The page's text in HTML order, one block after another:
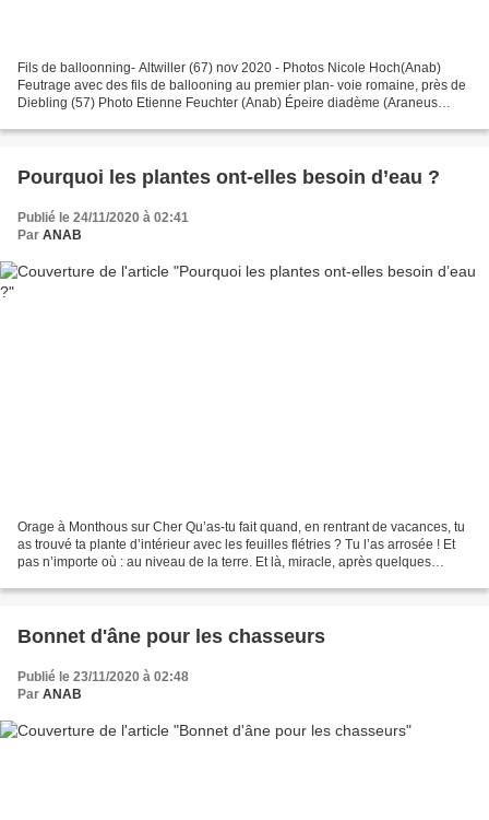
Fils de balloonning- Altwiller (67) nov 2020 - Photos Nicole Hoch(Anab)
Feutrage avec des fils de ballooning au premier plan- voie romaine, près de
Diebling (57) Photo Etienne Feuchter (Anab) Épeire diadème (Araneus
Pourquoi les plantes ont-elles besoin d’eau ?
Publié le 24/11/2020 à 02:41
Par ANAB
Orage à Monthous sur Cher Qu’as-tu fait quand, en rentrant de vacances, tu
as trouvé ta plante d’intérieur avec les feuilles flétries ? Tu l’as arrosée ! Et
pas n’importe où : au niveau de la terre. Et là, miracle, après quelques
Bonnet d'âne pour les chasseurs
Publié le 23/11/2020 à 02:48
Par ANAB